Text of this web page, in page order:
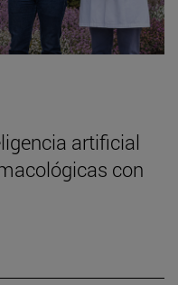
artificial
con